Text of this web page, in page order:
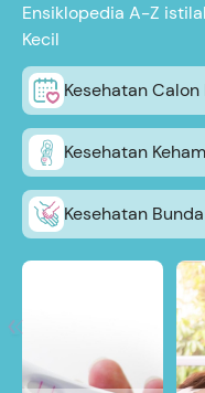
Ensiklopedia A-Z
Kecil
Kesehatan Calon
Kesehatan
Kesehatan